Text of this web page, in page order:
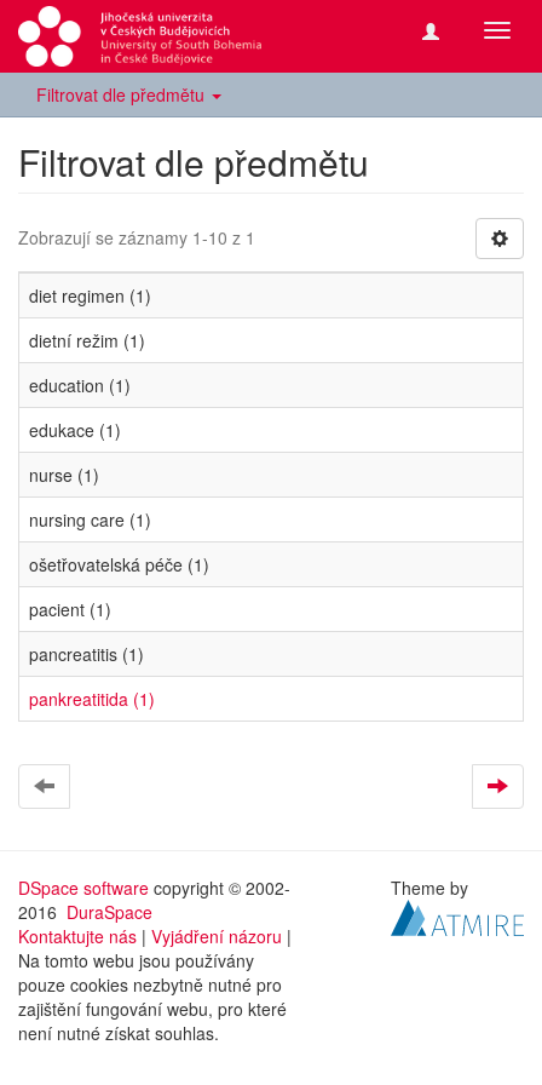
Filtrovat dle předmětu
Filtrovat dle předmětu
Zobrazují se záznamy 1-10 z 1
diet regimen (1)
dietní režim (1)
education (1)
edukace (1)
nurse (1)
nursing care (1)
ošetřovatelská péče (1)
pacient (1)
pancreatitis (1)
pankreatitida (1)
DSpace software copyright © 2002-
2016 DuraSpace
Kontaktujte nás | Vyjádření názoru |
Na tomto webu jsou používány
pouze cookies nezbytně nutné pro
zajištění fungování webu, pro které
není nutné získat souhlas.
Theme by